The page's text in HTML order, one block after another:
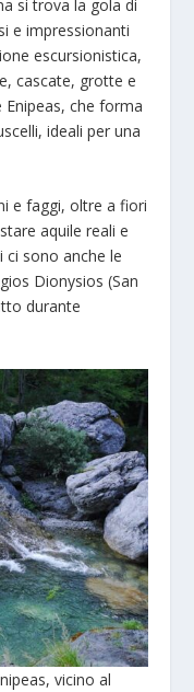
si trova la gola di
e impressionanti
escursionistica,
cascate, grotte e
che forma
ideali per una
e faggi, oltre a fiori
aquile reali e
ci sono anche le
Dionysios (San
durante
vicino al